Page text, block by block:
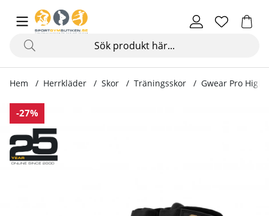
Hem Herrkläder Skor Träningsskor Gwear Pro High
-27%
Produktbilder Gwear Pro High Tops, black/gold